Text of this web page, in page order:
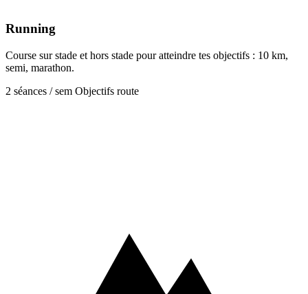
Running
Course sur stade et hors stade pour atteindre tes objectifs : 10 km,
semi, marathon.
2 séances / sem Objectifs route